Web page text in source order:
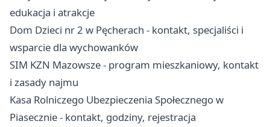
edukacja i atrakcje
Dom Dzieci nr 2 w Pęcherach - kontakt, specjaliści i
wsparcie dla wychowanków
SIM KZN Mazowsze - program mieszkaniowy, kontakt
i zasady najmu
Kasa Rolniczego Ubezpieczenia Społecznego w
Piasecznie - kontakt, godziny, rejestracja